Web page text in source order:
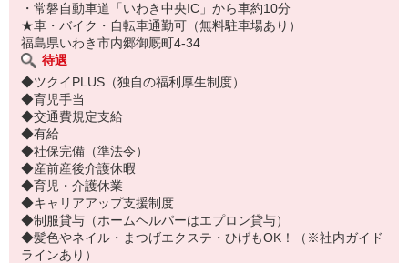
・常磐自動車道「いわき中央IC」から車約10分
★車・バイク・自転車通勤可（無料駐車場あり）
福島県いわき市内郷御厩町4-34
待遇
◆ツクイPLUS（独自の福利厚生制度）
◆育児手当
◆交通費規定支給
◆有給
◆社保完備（準法令）
◆産前産後介護休暇
◆育児・介護休業
◆キャリアアップ支援制度
◆制服貸与（ホームヘルパーはエプロン貸与）
◆髪色やネイル・まつげエクステ・ひげもOK！（※社内ガイド
ラインあり）